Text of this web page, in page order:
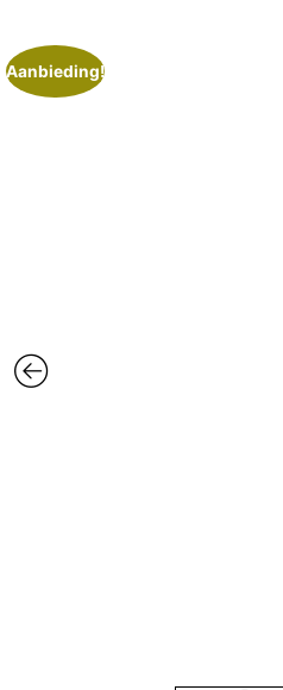
Aanbieding!